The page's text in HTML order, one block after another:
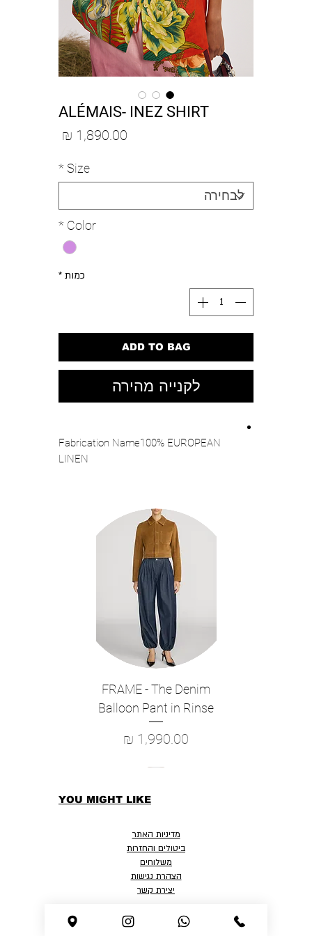
ALÉMAIS- INEZ SHIRT
Size
*
Color
*
כמות *
ADD TO BAG
לקנייה מהירה
Fabrication Name100% EUROPEAN
LINEN
FRAME - The Denim
Balloon Pant in Rinse
מחיר
YOU MIGHT LIKE
מדיניות האתר
ביטולים והחזרות
משלוחים
הצהרת נגישות
יצירת קשר